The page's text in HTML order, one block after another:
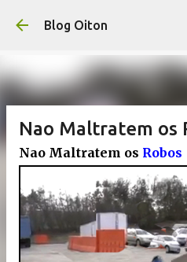
Pular para o
Blog Oiton
Nao Maltratem os
Nao Maltratem os Robos